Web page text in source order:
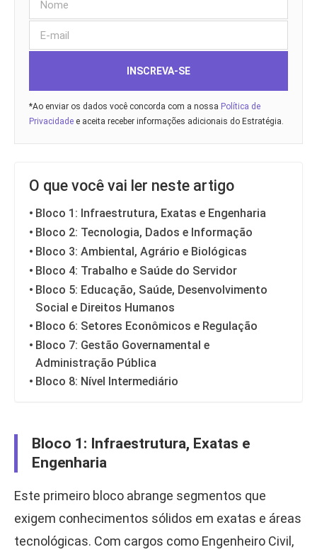
INSCREVA-SE
*Ao enviar os dados você concorda com a nossa Política de
Privacidade e aceita receber informações adicionais do Estratégia.
O que você vai ler neste artigo
Bloco 1: Infraestrutura, Exatas e Engenharia
Bloco 2: Tecnologia, Dados e Informação
Bloco 3: Ambiental, Agrário e Biológicas
Bloco 4: Trabalho e Saúde do Servidor
Bloco 5: Educação, Saúde, Desenvolvimento
Social e Direitos Humanos
Bloco 6: Setores Econômicos e Regulação
Bloco 7: Gestão Governamental e
Administração Pública
Bloco 8: Nível Intermediário
Bloco 1: Infraestrutura, Exatas e
Engenharia
Este primeiro bloco abrange segmentos que
exigem conhecimentos sólidos em exatas e áreas
tecnológicas. Com cargos como Engenheiro Civil,